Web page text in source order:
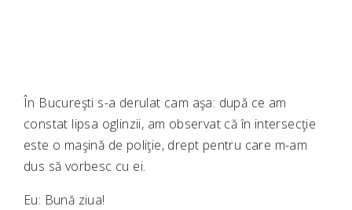
În Bucureşti s-a derulat cam aşa: după ce am
constat lipsa oglinzii, am observat că în intersecţie
este o maşină de poliţie, drept pentru care m-am
dus să vorbesc cu ei.
Eu: Bună ziua!